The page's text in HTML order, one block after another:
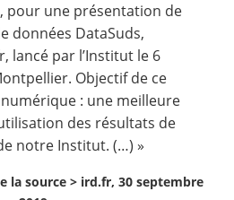
pour une présentation de
données DataSuds,
, lancé par l’Institut le 6
Objectif de ce
: une meilleure
des résultats de
notre Institut. (…) »
la source > ird.fr, 30 septembre